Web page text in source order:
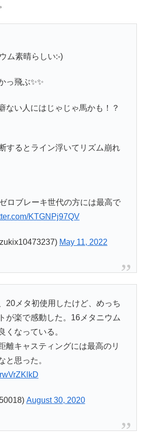
ム素晴らしい:-)
っ飛ぶ✨✨
ない人にはじゃじゃ馬かも！？
するとライン浮いてリズム崩れ
ロブレーキ世代の方には最高で
KTGNPj97QV
May 11, 2022
20メタ初使用したけど、めっち
が楽で感動した。16メタニウム
くなっている。
離キャスティングには最高のリ
と思った。
August 30, 2020